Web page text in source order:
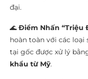
đại.
🌊 Điểm Nhấn “Triệu
hoàn toàn với các loại
tại gốc được xử lý
khẩu từ Mỹ.